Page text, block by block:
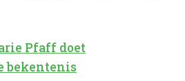
Pfaff doet
bekentenis